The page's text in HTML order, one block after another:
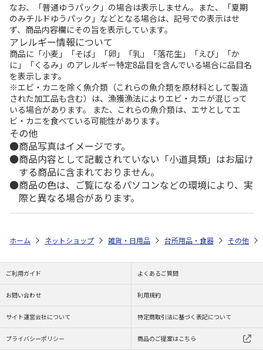
なお、「普通ゆうパック」の場合は表示しません。また、「夏期
のみチルドゆうパック」などとなる場合は、記号での表示はせ
ず、商品内容欄にその旨を表示しています。
アレルギー情報について
商品に「小麦」「そば」「卵」「乳」「落花生」「えび」「か
に」「くるみ」のアレルギー特定8品目を含んでいる場合に品目名
を表示します。
※エビ・カニを除く魚介類（これらの魚介類を原材料として製造
された加工品も含む）は、漁獲漁法によりエビ・カニが混じって
いる場合があります。 また、これらの魚介類は、エサとしてエ
ビ・カニを食べている可能性があります。
その他
商品写真はイメージです。
商品内容として記載されていない「小道具類」はお届け
する商品に含まれておりません。
商品の色は、ご覧になるパソコンなどの環境により、実
際と異なる場合があります。
ホーム ネットショップ 雑貨・日用品 台所用品・食器 その他
ご利用ガイド よくあるご質問
お問い合わせ 利用規約
サイト運営会社について 特定商取引法に基づく表記について
プライバシーポリシー 商品のご提案はこちら